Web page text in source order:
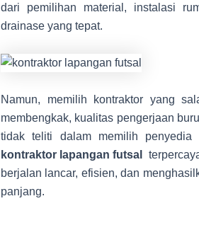
dari pemilihan material, instalasi
drainase yang tepat.
Namun, memilih kontraktor yang
membengkak, kualitas pengerjaan
tidak teliti dalam memilih
kontraktor lapangan futsal
berjalan lancar, efisien, dan
panjang.